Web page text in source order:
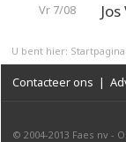
Vr 7/08
U bent hier: Startpagina
Contacteer ons |
© 2004-2013 Faes nv -